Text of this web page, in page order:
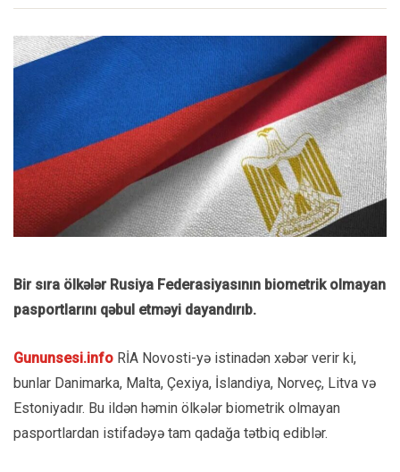
Bir sıra ölkələr Rusiya Federasiyasının biometrik olmayan
pasportlarını qəbul etməyi dayandırıb.
Gununsesi.info RİA Novosti-yə istinadən xəbər verir ki,
bunlar Danimarka, Malta, Çexiya, İslandiya, Norveç, Litva və
Estoniyadır. Bu ildən həmin ölkələr biometrik olmayan
pasportlardan istifadəyə tam qadağa tətbiq ediblər.